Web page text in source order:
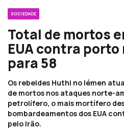
SOCIEDADE
Total de mortos
EUA contra
para 58
Os rebeldes Huthi no Iémen
de mortos nos ataques norte-
petrolífero, o mais mortífero
bombardeamentos dos EUA
pelo Irão.